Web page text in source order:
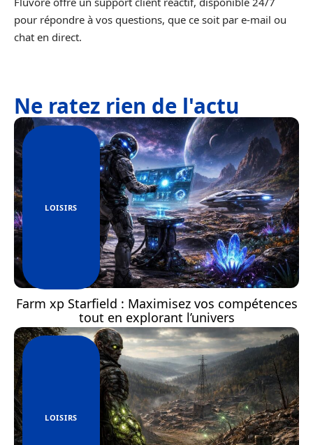
pour répondre à vos questions, que ce soit par e-mail ou
chat en direct.
Ne ratez rien de l'actu
LOISIRS
Farm xp Starfield : Maximisez vos compétences
tout en explorant l’univers
LOISIRS